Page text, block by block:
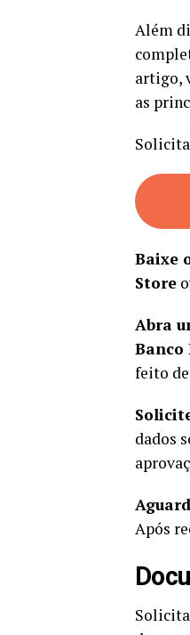
Além
artigo,
as
Baixe
Store
Abra
feito
dados
Após